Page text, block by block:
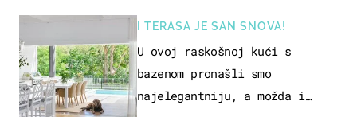
I TERASA JE SAN SNOVA!
U ovoj raskošnoj kući s
bazenom pronašli smo
najelegantniju, a možda i